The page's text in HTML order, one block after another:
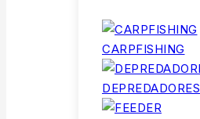
CARPFISHING
DEPREDADORES